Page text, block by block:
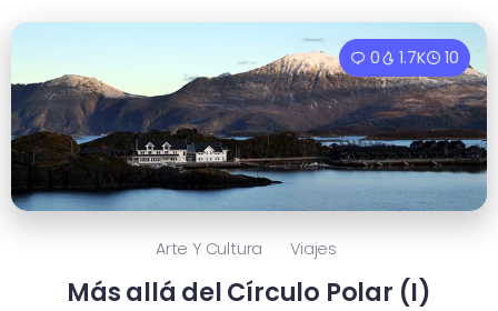
0 1.7K 10
Arte Y Cultura Viajes
Más allá del Círculo Polar (I)